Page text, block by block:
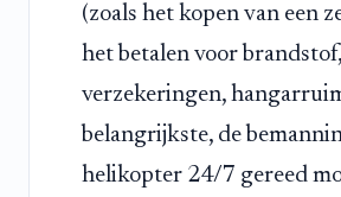
(zoals het kopen van een
het betalen voor brandstof,
verzekeringen,
belangrijkste, de
helikopter 24/7 gereed